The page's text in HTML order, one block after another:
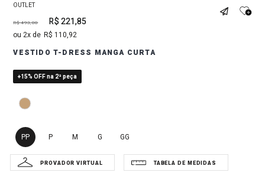
OUTLET
R$ 493,00 R$ 221,85
2 R$ 110,92
VESTIDO T-DRESS MANGA CURTA
+15% OFF na 2ª peça
PP P M G GG